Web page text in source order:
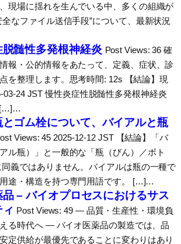
現場に揺れを生んでいる中、多くの組織が
全なファイル送信手段”について、最新状況
髄性多発根神経炎 Post Views: 36 確
報・公的情報をあたって、定義、症状、診
を整理します。思考時間: 12s 【結論】現
03-24 JST 慢性炎症性脱髄性多発根神経炎
[…]…
ゴム栓について、バイアルと瓶
Views: 45 2025-12-12 JST 【結論】「バ
ル瓶）」と一般的な「瓶（びん）／ボト
同義ではありません。バイアルは瓶の一種で
途・構造を持つ専門用語です。 […]…
– バイオプロセスにおけるサス
Post Views: 49 ― 品質・生産性・環境負
る時代へ ― バイオ医薬品の製造では、品
定供給が最優先であることに変わりはあり